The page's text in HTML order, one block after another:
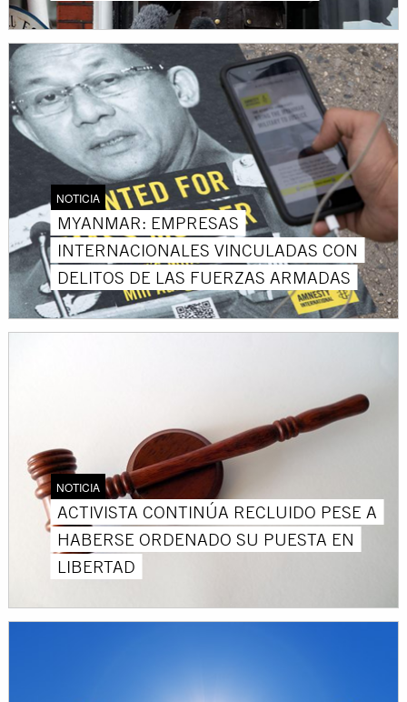
NOTICIA
MYANMAR: EMPRESAS
INTERNACIONALES VINCULADAS CON
DELITOS DE LAS FUERZAS ARMADAS
NOTICIA
ACTIVISTA CONTINÚA RECLUIDO PESE A
HABERSE ORDENADO SU PUESTA EN
LIBERTAD